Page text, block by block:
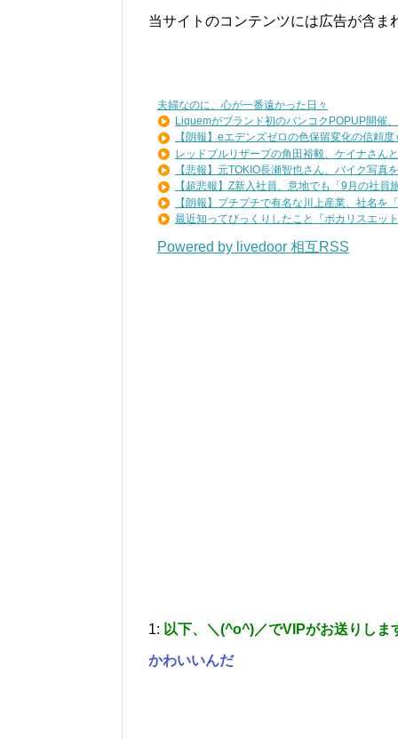
当サイトのコンテンツには広告が含ま
夫婦なのに、心が一番遠かった日々
Liquemがブランド初のバンコクPOPUP開催
【朗報】eエデンズゼロの色保留変化の信頼度
レッドブルリザーブの角田裕毅、ケイナさん
【悲報】元TOKIO長瀬智也さん、バイク写真
【超悲報】Z新入社員、意地でも「9月の社員
【朗報】プチプチで有名な川上産業、社名を
最近知ってびっくりしたこと『ポカリスエッ
Powered by livedoor 相互RSS
1: 以下、＼(^o^)／でVIPがお送りしま
かわいいんだ